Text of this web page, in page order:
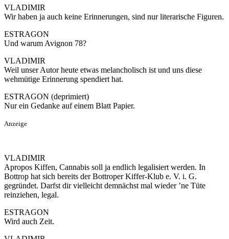
VLADIMIR
Wir haben ja auch keine Erinnerungen, sind nur literarische Figuren.
ESTRAGON
Und warum Avignon 78?
VLADIMIR
Weil unser Autor heute etwas melancholisch ist und uns diese
wehmütige Erinnerung spendiert hat.
ESTRAGON (deprimiert)
Nur ein Gedanke auf einem Blatt Papier.
Anzeige
VLADIMIR
Apropos Kiffen, Cannabis soll ja endlich legalisiert werden. In
Bottrop hat sich bereits der Bottroper Kiffer-Klub e. V. i. G.
gegründet. Darfst dir vielleicht demnächst mal wieder ’ne Tüte
reinziehen, legal.
ESTRAGON
Wird auch Zeit.